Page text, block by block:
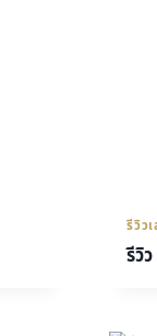
รีวิว
รีวิ